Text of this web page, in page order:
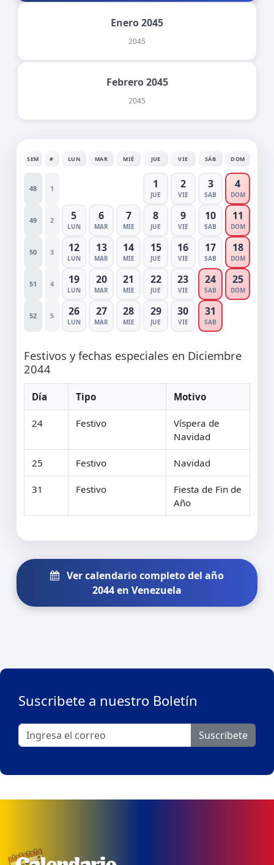
Enero 2045
2045
Febrero 2045
2045
SEM # LUN MAR MIÉ JUE VIE SÁB DOM
48 1 1
JUE
2
VIE
3
SAB
4
DOM
49 2 5
LUN
6
MAR
7
MIE
8
JUE
9
VIE
10
SAB
11
DOM
50 3 12
LUN
13
MAR
14
MIE
15
JUE
16
VIE
17
SAB
18
DOM
51 4 19
LUN
20
MAR
21
MIE
22
JUE
23
VIE
24
SAB
25
DOM
52 5 26
LUN
27
MAR
28
MIE
29
JUE
30
VIE
31
SAB
Festivos y fechas especiales en Diciembre
2044
Día Tipo Motivo
24 Festivo
Víspera de
Navidad
25 Festivo Navidad
31 Festivo
Fiesta de Fin de
Año
Ver calendario completo del año
2044 en Venezuela
Suscribete a nuestro Boletín
Suscribete